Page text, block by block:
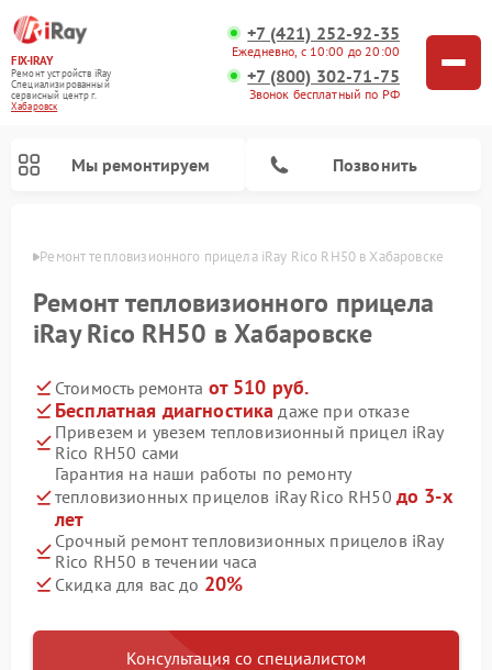
FIX-IRAY
Ремонт устройств iRay
Специализированный
cервисный центр г.
Хабаровск
+7 (421) 252-92-35
Ежедневно, с 10:00 до 20:00
+7 (800) 302-71-75
Звонок бесплатный по РФ
Мы ремонтируем Позвонить
Ремонт тепловизионного прицела iRay Rico RH50 в Хабаровске
Ремонт тепловизионного прицела
iRay Rico RH50 в Хабаровске
Стоимость ремонта от 510 руб.
Бесплатная диагностика даже при отказе
Привезем и увезем тепловизионный прицел iRay
Rico RH50 сами
Гарантия на наши работы по ремонту
тепловизионных прицелов iRay Rico RH50 до 3-х
лет
Срочный ремонт тепловизионных прицелов iRay
Rico RH50 в течении часа
Скидка для вас до 20%
Консультация со специалистом